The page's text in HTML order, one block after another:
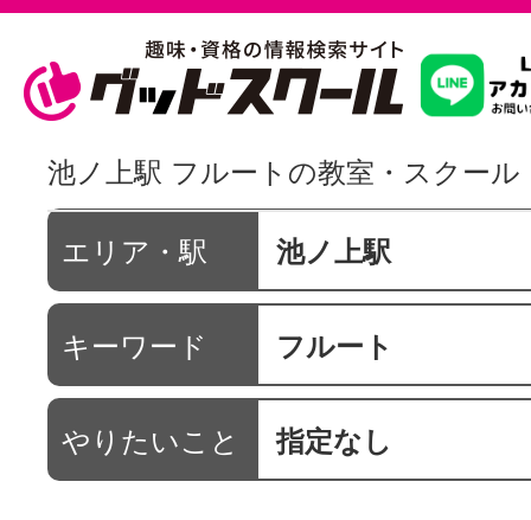
習いたいこ
スクールを
駅・路線か
通信講座を
池ノ上駅 フルートの教室・スクール
エリア・駅 池ノ上駅
キーワード フルート
やりたいこと 指定なし